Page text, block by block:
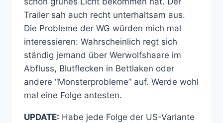
Trailer sah auch recht unterhaltsam aus.
Die Probleme der WG würden mich mal
interessieren: Wahrscheinlich regt sich
ständig jemand über Werwolfshaare im
Abfluss, Blutflecken in Bettlaken oder
andere “Monsterprobleme” auf. Werde wohl
mal eine Folge antesten.
UPDATE: Habe jede Folge der US-Variante